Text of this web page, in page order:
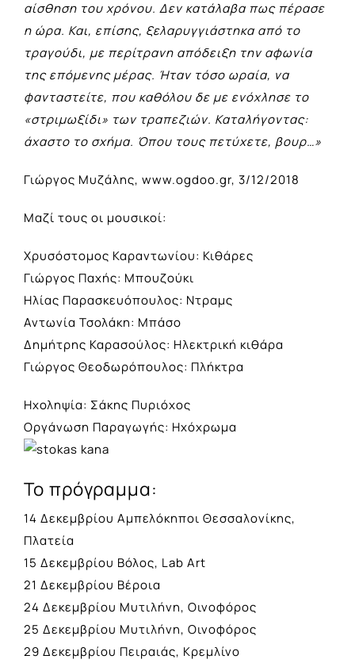
αίσθηση του χρόνου. Δεν κατάλαβα πως πέρασε
η ώρα. Και, επίσης, ξελαρυγγιάστηκα από το
τραγούδι, με περίτρανη απόδειξη την αφωνία
της επόμενης μέρας. Ήταν τόσο ωραία, να
φανταστείτε, που καθόλου δε με ενόχλησε το
«στριμωξίδι» των τραπεζιών. Καταλήγοντας:
άχαστο το σχήμα. Όπου τους πετύχετε, βουρ…»
Γιώργος Μυζάλης, www.ogdoo.gr, 3/12/2018
Μαζί τους οι μουσικοί:
Χρυσόστομος Καραντωνίου: Κιθάρες
Γιώργος Παχής: Μπουζούκι
Ηλίας Παρασκευόπουλος: Ντραμς
Αντωνία Τσολάκη: Μπάσο
Δημήτρης Καρασούλος: Ηλεκτρική κιθάρα
Γιώργος Θεοδωρόπουλος: Πλήκτρα
Ηχοληψία: Σάκης Πυριόχος
Οργάνωση Παραγωγής: Ηχόχρωμα
Το πρόγραμμα:
14 Δεκεμβρίου Αμπελόκηποι Θεσσαλονίκης,
Πλατεία
15 Δεκεμβρίου Βόλος, Lab Art
21 Δεκεμβρίου Βέροια
24 Δεκεμβρίου Μυτιλήνη, Οινοφόρος
25 Δεκεμβρίου Μυτιλήνη, Οινοφόρος
29 Δεκεμβρίου Πειραιάς, Κρεμλίνο